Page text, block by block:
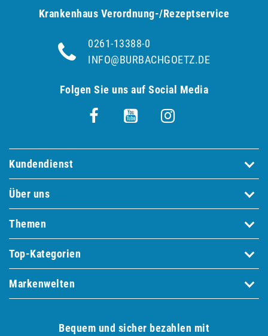
Krankenhaus Verordnung-/Rezeptservice
0261-13388-0
INFO@BURBACHGOETZ.DE
Folgen Sie uns auf Social Media
Kundendienst
Über uns
Themen
Top-Kategorien
Markenwelten
Bequem und sicher bezahlen mit